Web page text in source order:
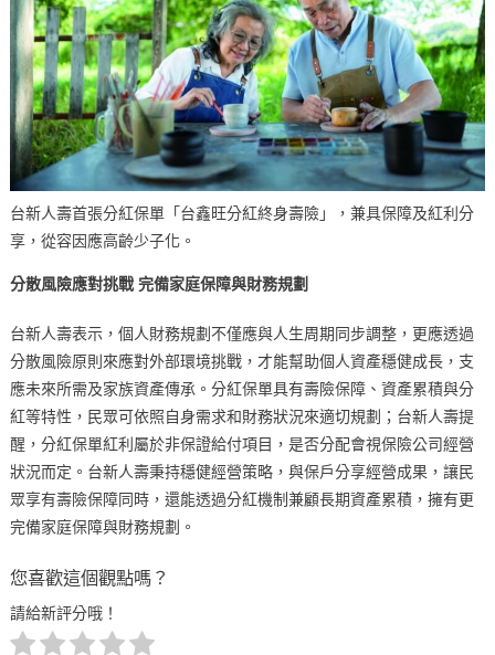
台新人壽首張分紅保單「台鑫旺分紅終身壽險」，兼具保障及紅利分
享，從容因應高齡少子化。
分散風險應對挑戰 完備家庭保障與財務規劃
台新人壽表示，個人財務規劃不僅應與人生周期同步調整，更應透過
分散風險原則來應對外部環境挑戰，才能幫助個人資產穩健成長，支
應未來所需及家族資產傳承。分紅保單具有壽險保障、資產累積與分
紅等特性，民眾可依照自身需求和財務狀況來適切規劃；台新人壽提
醒，分紅保單紅利屬於非保證給付項目，是否分配會視保險公司經營
狀況而定。台新人壽秉持穩健經營策略，與保戶分享經營成果，讓民
眾享有壽險保障同時，還能透過分紅機制兼顧長期資產累積，擁有更
完備家庭保障與財務規劃。
您喜歡這個觀點嗎？
請給新評分哦！